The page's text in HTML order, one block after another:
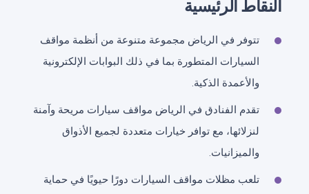
النقاط الرئيسية
تتوفر في الرياض مجموعة متنوعة من أنظمة مواقف
السيارات المتطورة بما في ذلك البوابات الإلكترونية
والأعمدة الذكية.
تقدم الفنادق في الرياض مواقف سيارات مريحة وآمنة
لنزلائها، مع توافر خيارات متعددة لجميع الأذواق
والميزانيات.
تلعب مظلات مواقف السيارات دورًا حيويًا في حماية